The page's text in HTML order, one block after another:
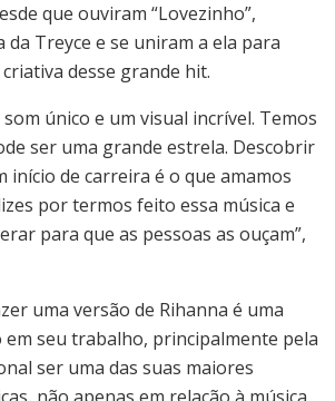
que ouviram “Lovezinho”,
da Treyce e se uniram a ela para
desse grande hit.
único e um visual incrível. Temos
ser uma grande estrela. Descobrir
início de carreira é o que amamos
por termos feito essa música e
para que as pessoas as ouçam”,
uma versão de Rihanna é uma
em seu trabalho, principalmente pela
ser uma das suas maiores
não apenas em relação à música,